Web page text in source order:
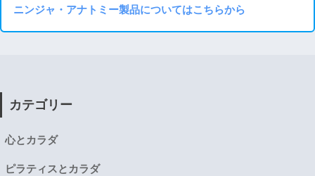
ニンジャ・アナトミー製品についてはこちらから
カテゴリー
心とカラダ
ピラティスとカラダ